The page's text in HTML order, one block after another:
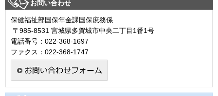
お問い合わせ
保健福祉部国保年金課国保庶務係
〒985-8531 宮城県多賀城市中央二丁目1番1号
電話番号：022-368-1697
ファクス：022-368-1747